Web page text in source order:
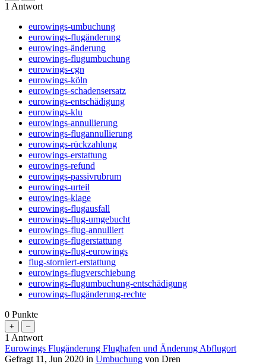
1 Antwort
eurowings-umbuchung
eurowings-flugänderung
eurowings-änderung
eurowings-flugumbuchung
eurowings-cgn
eurowings-köln
eurowings-schadensersatz
eurowings-entschädigung
eurowings-klu
eurowings-annullierung
eurowings-flugannullierung
eurowings-rückzahlung
eurowings-erstattung
eurowings-refund
eurowings-passivrubrum
eurowings-urteil
eurowings-klage
eurowings-flugausfall
eurowings-flug-umgebucht
eurowings-flug-annulliert
eurowings-flugerstattung
eurowings-flug-eurowings
flug-storniert-erstattung
eurowings-flugverschiebung
eurowings-flugumbuchung-entschädigung
eurowings-flugänderung-rechte
0 Punkte
1 Antwort
Eurowings Flugänderung Flughafen und Änderung Abflugort
Gefragt 11, Jun 2020 in Umbuchung von Dren